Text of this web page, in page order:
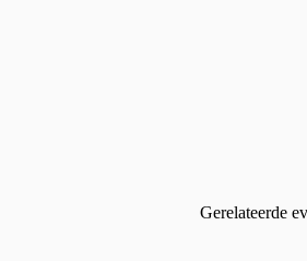
Gerelateerde